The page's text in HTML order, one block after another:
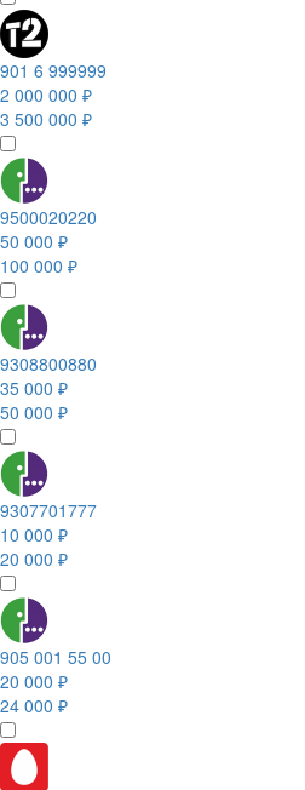
901 6 999999
2 000 000 ₽
3 500 000 ₽
9500020220
50 000 ₽
100 000 ₽
9308800880
35 000 ₽
50 000 ₽
9307701777
10 000 ₽
20 000 ₽
905 001 55 00
20 000 ₽
24 000 ₽